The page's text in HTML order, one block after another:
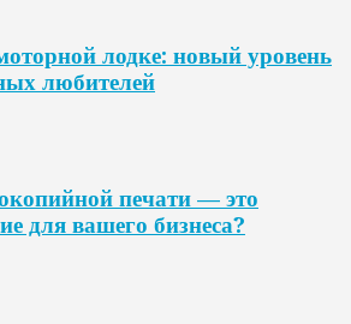
лодке: новый уровень
любителей
печати — это
для вашего бизнеса?